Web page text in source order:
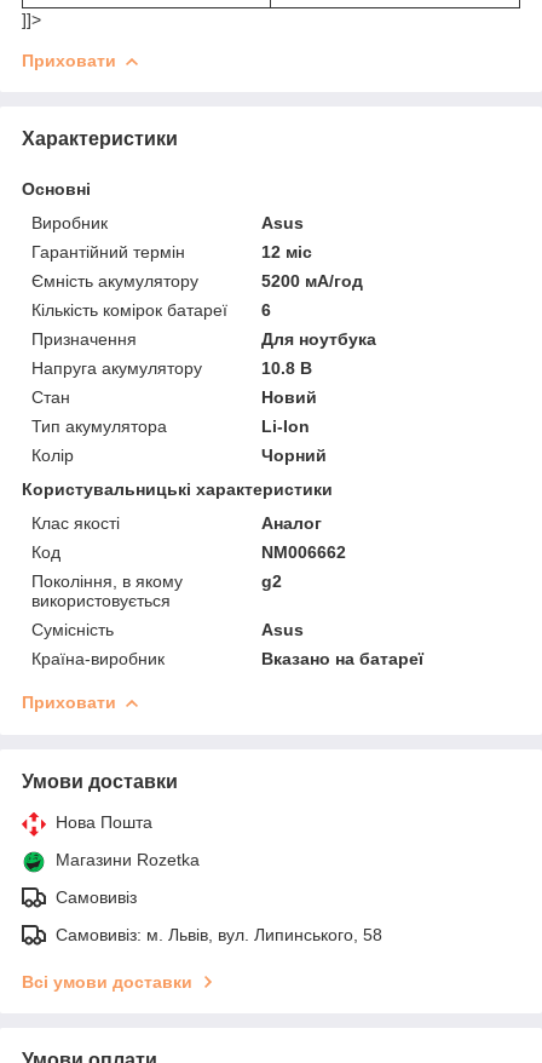
]]>
Приховати
Характеристики
Основні
Виробник
Asus
Гарантійний термін
12 міс
Ємність акумулятору
5200 мА/год
Кількість комірок батареї
6
Призначення
Для ноутбука
Напруга акумулятору
10.8 В
Стан
Новий
Тип акумулятора
Li-Ion
Колір
Чорний
Користувальницькі характеристики
Клас якості
Аналог
Код
NM006662
Покоління, в якому
використовується
g2
Сумісність
Asus
Країна-виробник
Вказано на батареї
Приховати
Умови доставки
Нова Пошта
Магазини Rozetka
Самовивіз
Самовивіз: м. Львів, вул. Липинського, 58
Всі умови доставки